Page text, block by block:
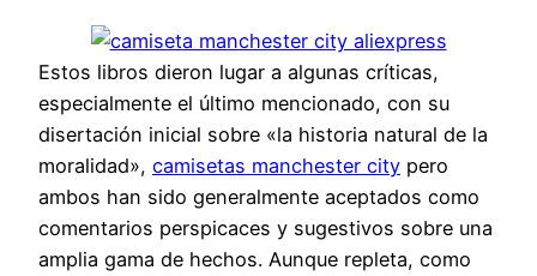
Estos libros dieron lugar a algunas críticas,
especialmente el último mencionado, con su
disertación inicial sobre «la historia natural de la
moralidad», camisetas manchester city pero
ambos han sido generalmente aceptados como
comentarios perspicaces y sugestivos sobre una
amplia gama de hechos. Aunque repleta, como